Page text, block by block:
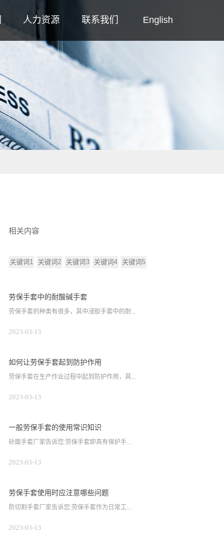
人力资源 联系我们 English
相关内容
关键词1 关键词2 关键词3 关键词4 关键词5
劳保手套中的耐酸碱手套
劳保手套的种类有很多，其中浸胶手套中的耐...
2023-03-13
如何让劳保手套起到防护作用
劳保手套在生产作业过程中起到防护作用，其...
2023-03-13
一般劳保手套的使用常识知识
砂面手套厂家告诉您:劳保手套即具有保护手...
2023-03-13
劳保手套使用时应注意哪些问题
防切割手套厂家告诉您:劳保手套作为日常工...
2023-03-13